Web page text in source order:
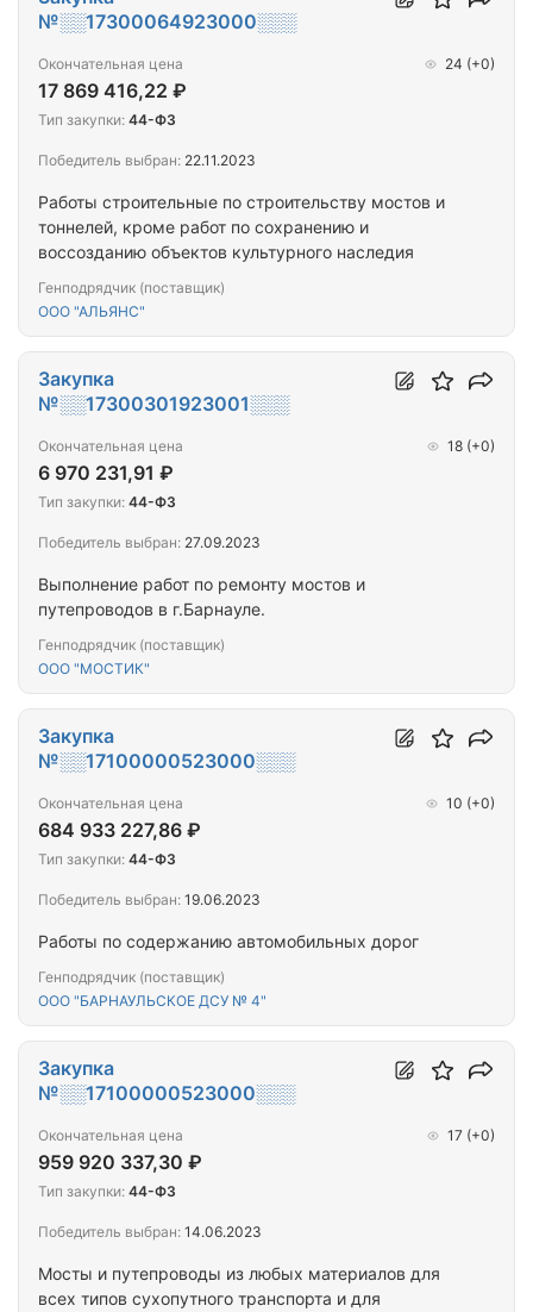
Работы строительные по строительству мостов и
тоннелей, кроме работ по сохранению и
воссозданию объектов культурного наследия
Генподрядчик (поставщик)
ООО "АЛЬЯНС"
№░░17300064923000░░░
Окончательная цена
17 869 416,22 ₽
24 (+0)
Тип закупки: 44-ФЗ
Победитель выбран: 22.11.2023
Выполнение работ по ремонту мостов и
путепроводов в г.Барнауле.
Генподрядчик (поставщик)
ООО "МОСТИК"
Закупка
№░░17300301923001░░░
Окончательная цена
6 970 231,91 ₽
18 (+0)
Тип закупки: 44-ФЗ
Победитель выбран: 27.09.2023
Работы по содержанию автомобильных дорог
Генподрядчик (поставщик)
ООО "БАРНАУЛЬСКОЕ ДСУ № 4"
Закупка
№░░17100000523000░░░
Окончательная цена
684 933 227,86 ₽
10 (+0)
Тип закупки: 44-ФЗ
Победитель выбран: 19.06.2023
Мосты и путепроводы из любых материалов для
всех типов сухопутного транспорта и для
Закупка
№░░17100000523000░░░
Окончательная цена
959 920 337,30 ₽
17 (+0)
Тип закупки: 44-ФЗ
Победитель выбран: 14.06.2023